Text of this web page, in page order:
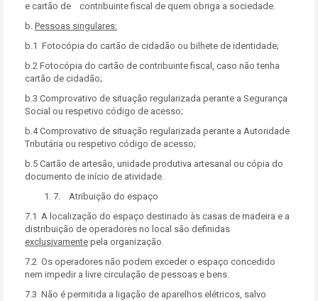
e cartão de contribuinte fiscal de quem obriga a sociedade.
b. Pessoas singulares:
b.1 Fotocópia do cartão de cidadão ou bilhete de identidade;
b.2 Fotocópia do cartão de contribuinte fiscal, caso não tenha
cartão de cidadão;
b.3 Comprovativo de situação regularizada perante a Segurança
Social ou respetivo código de acesso;
b.4 Comprovativo de situação regularizada perante a Autoridade
Tributária ou respetivo código de acesso;
b.5 Cartão de artesão, unidade produtiva artesanal ou cópia do
documento de início de atividade.
7. Atribuição do espaço
7.1 A localização do espaço destinado às casas de madeira e a
distribuição de operadores no local são definidas
exclusivamente pela organização.
7.2 Os operadores não podem exceder o espaço concedido
nem impedir a livre circulação de pessoas e bens.
7.3 Não é permitida a ligação de aparelhos elétricos, salvo